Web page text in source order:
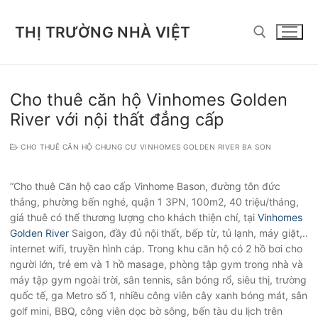
THỊ TRƯỜNG NHÀ VIỆT
Cho thuê căn hộ Vinhomes Golden
River với nội thất đẳng cấp
CHO THUÊ CĂN HỘ CHUNG CƯ VINHOMES GOLDEN RIVER BA SON
“Cho thuê Căn hộ cao cấp Vinhome Bason, đường tôn đức
thắng, phường bến nghé, quận 1 3PN, 100m2, 40 triệu/tháng,
giá thuê có thể thương lượng cho khách thiện chí, tại Vinhomes
Golden River Saigon, đầy đủ nội thất, bếp từ, tủ lạnh, máy giặt,..
internet wifi, truyền hình cáp. Trong khu căn hộ có 2 hồ bơi cho
người lớn, trẻ em và 1 hồ masage, phòng tập gym trong nhà và
máy tập gym ngoài trời, sân tennis, sân bóng rổ, siêu thị, trường
quốc tế, ga Metro số 1, nhiều công viên cây xanh bóng mát, sân
golf mini, BBQ, công viên dọc bờ sông, bến tàu du lịch trên